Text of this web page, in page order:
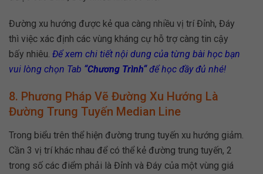
Đường xu hướng được kẻ qua càng nhiều vị trí Đỉnh, Đáy
thì việc xác định các vùng kháng cự hỗ trợ càng tin cậy
bấy nhiêu. Để xem chi tiết nội dung của từng bài học bạn
vui lòng chọn Tab “Chương Trình“để học đầy đủ nhé!
8. Phương Pháp Vẽ Đường Xu Hướng Là
Đường Trung Tuyến Median Line
Trong biểu trên thể hiện đường trung tuyến xu hướng giảm.
Cần 3 vị trí khác nhau để có thể kẻ đường trung tuyến, 2
trong số các điểm phải là Đỉnh và Đáy của một vùng giá